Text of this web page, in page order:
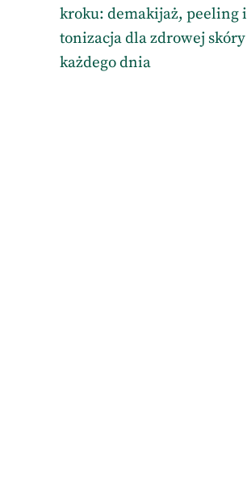
kroku: demakijaż, peeling i
tonizacja dla zdrowej skóry
każdego dnia